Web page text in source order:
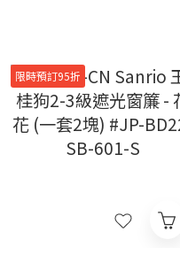
限時預訂95折